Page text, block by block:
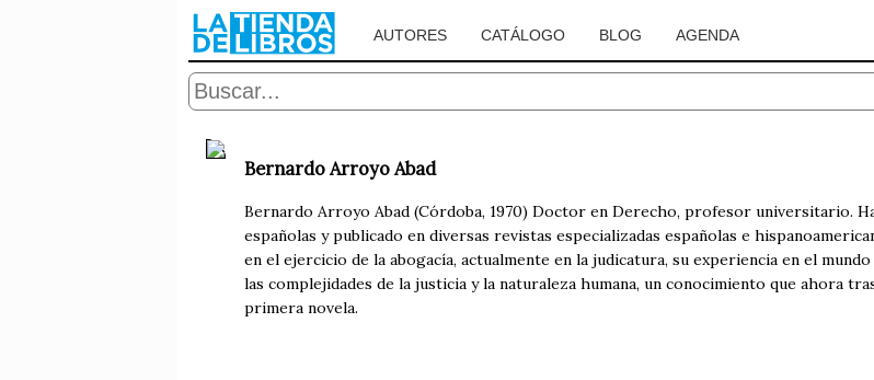
AUTORES CATÁLOGO BLOG AGENDA
Bernardo Arroyo Abad
Bernardo Arroyo Abad (Córdoba, 1970) Doctor en Derecho, profesor universitario.
españolas y publicado en diversas revistas especializadas españolas e
en el ejercicio de la abogacía, actualmente en la judicatura, su experiencia en el
las complejidades de la justicia y la naturaleza humana, un conocimiento que ahora
primera novela.